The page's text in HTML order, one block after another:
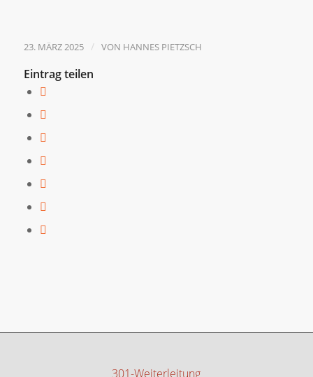
23. MÄRZ 2025 / VON HANNES PIETZSCH
Eintrag teilen
301-Weiterleitung